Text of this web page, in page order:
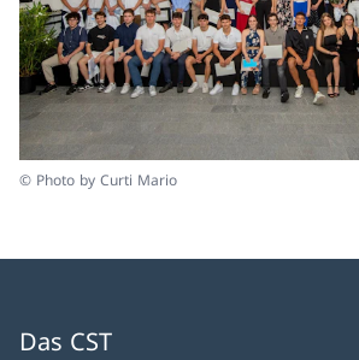
© Photo by Curti Mario
Das CST